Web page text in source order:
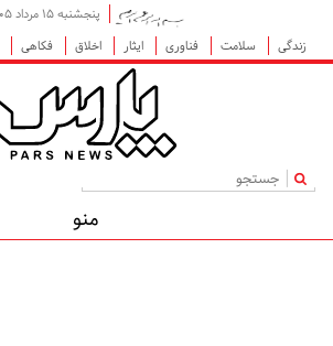
پنجشنبه ۱۵ مرداد ۱۴۰۵
زندگی
سلامت فناوری ایثار اخلاق فکاهی
|
منو